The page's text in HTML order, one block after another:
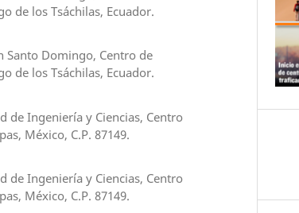
de los Tsáchilas, Ecuador.
Santo Domingo, Centro de
de los Tsáchilas, Ecuador.
de Ingeniería y Ciencias, Centro
México, C.P. 87149.
de Ingeniería y Ciencias, Centro
México, C.P. 87149.